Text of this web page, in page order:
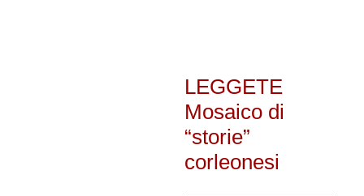
LEGGETE
Mosaico di
“storie”
corleonesi